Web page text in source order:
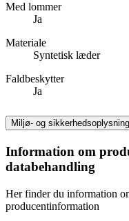
Med lommer
Ja
Materiale
Syntetisk læder
Faldbeskytter
Ja
Miljø- og
Information om
databehandling
Her finder du information
producentinformation